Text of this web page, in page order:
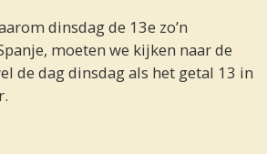
dinsdag de 13e zo’n
moeten we kijken naar de
de dag dinsdag als het getal 13 in